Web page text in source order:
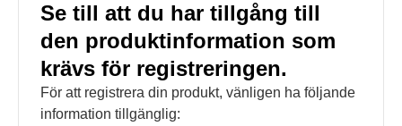
Se till att du har tillgång till
den produktinformation som
krävs för registreringen.
För att registrera din produkt, vänligen ha följande
information tillgänglig: